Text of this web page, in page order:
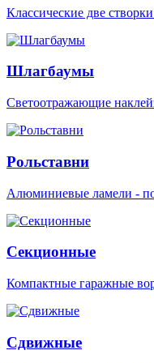
Классические две
Шлагбаумы
Светоотражающие
Рольставни
Алюминиевые ламели -
Секционные
Компактные гаражные
Сдвижные